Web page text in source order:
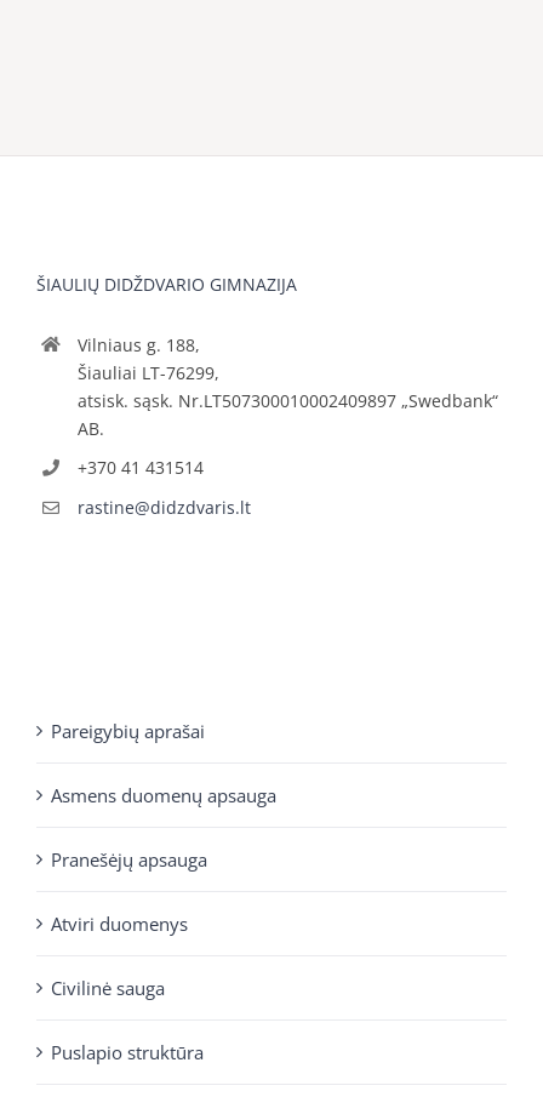
ŠIAULIŲ DIDŽDVARIO GIMNAZIJA
Vilniaus g. 188,
Šiauliai LT-76299,
atsisk. sąsk. Nr.LT507300010002409897 „Swedbank“
AB.
+370 41 431514
rastine@didzdvaris.lt
Pareigybių aprašai
Asmens duomenų apsauga
Pranešėjų apsauga
Atviri duomenys
Civilinė sauga
Puslapio struktūra